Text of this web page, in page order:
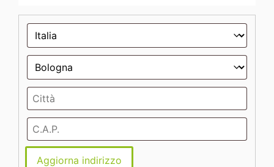
Aggiorna indirizzo